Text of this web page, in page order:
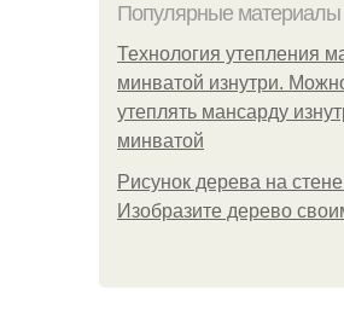
Популярные материалы
Технология утепления
минватой изнутри.
утеплять мансарду
минватой
Рисунок дерева на
Изобразите дерево